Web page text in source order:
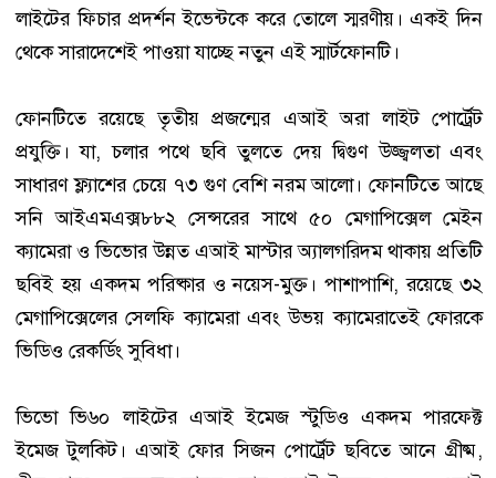
লাইটের ফিচার প্রদর্শন ইভেন্টকে করে তোলে স্মরণীয়। একই দিন
থেকে সারাদেশেই পাওয়া যাচ্ছে নতুন এই স্মার্টফোনটি।
ফোনটিতে রয়েছে তৃতীয় প্রজন্মের এআই অরা লাইট পোর্ট্রেট
প্রযুক্তি। যা, চলার পথে ছবি তুলতে দেয় দ্বিগুণ উজ্জ্বলতা এবং
সাধারণ ফ্ল্যাশের চেয়ে ৭৩ গুণ বেশি নরম আলো। ফোনটিতে আছে
সনি আইএমএক্স৮৮২ সেন্সরের সাথে ৫০ মেগাপিক্সেল মেইন
ক্যামেরা ও ভিভোর উন্নত এআই মাস্টার অ্যালগরিদম থাকায় প্রতিটি
ছবিই হয় একদম পরিষ্কার ও নয়েস-মুক্ত। পাশাপাশি, রয়েছে ৩২
মেগাপিক্সেলের সেলফি ক্যামেরা এবং উভয় ক্যামেরাতেই ফোরকে
ভিডিও রেকর্ডিং সুবিধা।
ভিভো ভি৬০ লাইটের এআই ইমেজ স্টুডিও একদম পারফেক্ট
ইমেজ টুলকিট। এআই ফোর সিজন পোর্ট্রেট ছবিতে আনে গ্রীষ্ম,